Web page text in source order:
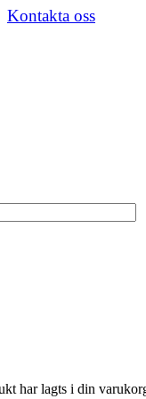
Kontakta oss
har lagts i din